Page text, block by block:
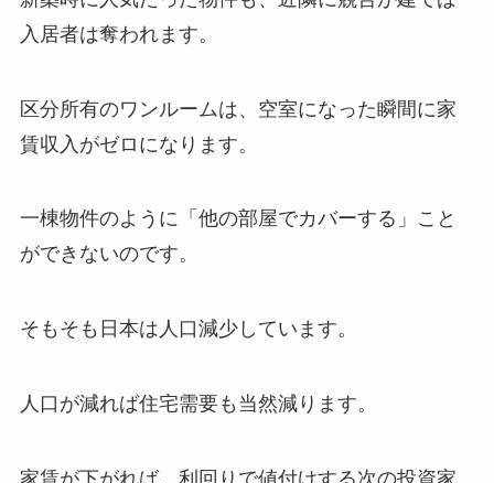
入居者は奪われます。
区分所有のワンルームは、空室になった瞬間に家
賃収入がゼロになります。
一棟物件のように「他の部屋でカバーする」こと
ができないのです。
そもそも日本は人口減少しています。
人口が減れば住宅需要も当然減ります。
家賃が下がれば、利回りで値付けする次の投資家